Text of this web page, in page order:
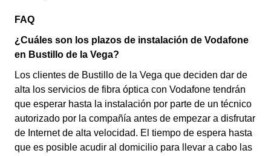
FAQ
¿Cuáles son los plazos de instalación de Vodafone
en Bustillo de la Vega?
Los clientes de Bustillo de la Vega que deciden dar de
alta los servicios de fibra óptica con Vodafone tendrán
que esperar hasta la instalación por parte de un técnico
autorizado por la compañía antes de empezar a disfrutar
de Internet de alta velocidad. El tiempo de espera hasta
que es posible acudir al domicilio para llevar a cabo las